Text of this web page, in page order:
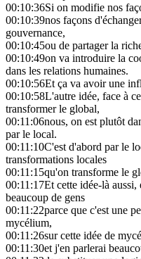
00:10:36Si on modifie nos
00:10:39nos façons
gouvernance,
00:10:45ou de partager la
00:10:49on va introduire la
dans les relations humaines.
00:10:56Et ça va avoir une
00:10:58L'autre idée, face à
transformer le global,
00:11:06nous, on est plutôt
par le local.
00:11:10C'est d'abord par le
transformations locales
00:11:15qu'on transforme le
00:11:17Et cette idée-là
beaucoup de gens
00:11:22parce que c'est une
mycélium,
00:11:26sur cette idée de
00:11:30et j'en parlerai